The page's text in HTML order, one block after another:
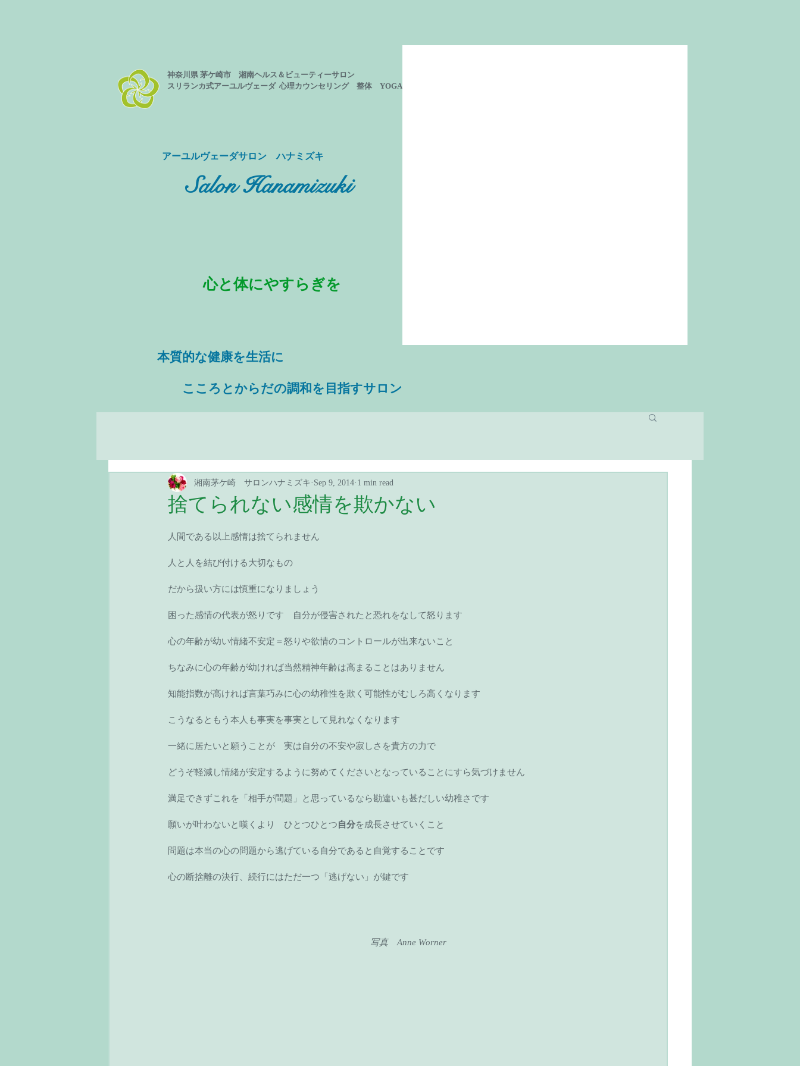
神奈川県 茅ケ崎市 湘南ヘルス＆ビューティーサロン
スリランカ式アーユルヴェーダ 心理カウンセリング 整体 YOGA
心と体にやすらぎを
​アーユルヴェーダサロン ハナミズキ
Salon Hanamizuki
本質的な健康を生活に
​ こころとからだの調和を目指すサロン
捨てられない感情を欺かない
湘南茅ケ崎 サロンハナミズキ Sep 9, 2014 1 min read
人間である以上感情は捨てられません
人と人を結び付ける大切なもの
だから扱い方には慎重になりましょう
困った感情の代表が怒りです　自分が侵害されたと恐れをなして怒ります
心の年齢が幼い情緒不安定＝怒りや欲情のコントロールが出来ないこと
ちなみに心の年齢が幼ければ当然精神年齢は高まることはありません
知能指数が高ければ言葉巧みに心の幼稚性を欺く可能性がむしろ高くなります
こうなるともう本人も事実を事実として見れなくなります
一緒に居たいと願うことが　実は自分の不安や寂しさを貴方の力で
どうぞ軽減し情緒が安定するように努めてくださいとなっていることにすら気づけません
満足できずこれを「相手が問題」と思っているなら勘違いも甚だしい幼稚さです
願いが叶わないと嘆くより　ひとつひとつ自分を成長させていくこと
問題は本当の心の問題から逃げている自分であると自覚することです
心の断捨離の決行、続行にはただ一つ「逃げない」が鍵です
                                                                                     写真　Anne Worner